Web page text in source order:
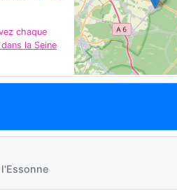
chaque
la Seine
l'Essonne